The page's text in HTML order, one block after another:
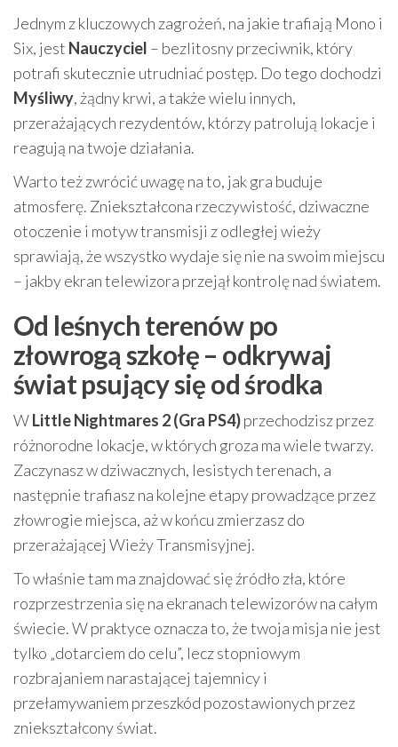
Jednym z kluczowych zagrożeń, na jakie trafiają Mono i
Six, jest Nauczyciel – bezlitosny przeciwnik, który
potrafi skutecznie utrudniać postęp. Do tego dochodzi
Myśliwy, żądny krwi, a także wielu innych,
przerażających rezydentów, którzy patrolują lokacje i
reagują na twoje działania.
Warto też zwrócić uwagę na to, jak gra buduje
atmosferę. Zniekształcona rzeczywistość, dziwaczne
otoczenie i motyw transmisji z odległej wieży
sprawiają, że wszystko wydaje się nie na swoim miejscu
– jakby ekran telewizora przejął kontrolę nad światem.
Od leśnych terenów po
złowrogą szkołę – odkrywaj
świat psujący się od środka
WLittle Nightmares 2 (Gra PS4)przechodzisz przez
różnorodne lokacje, w których groza ma wiele twarzy.
Zaczynasz w dziwacznych, lesistych terenach, a
następnie trafiasz na kolejne etapy prowadzące przez
złowrogie miejsca, aż w końcu zmierzasz do
przerażającej Wieży Transmisyjnej.
To właśnie tam ma znajdować się źródło zła, które
rozprzestrzenia się na ekranach telewizorów na całym
świecie. W praktyce oznacza to, że twoja misja nie jest
tylko „dotarciem do celu”, lecz stopniowym
rozbrajaniem narastającej tajemnicy i
przełamywaniem przeszkód pozostawionych przez
zniekształcony świat.